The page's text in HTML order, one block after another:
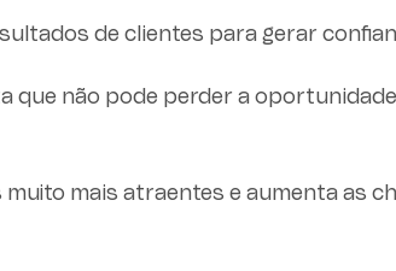
de clientes para gerar
que não pode perder a
mais atraentes e aumenta as